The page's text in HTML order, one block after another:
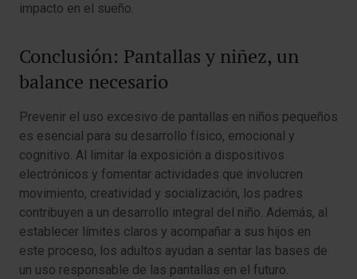
impacto en el sueño.
Conclusión: Pantallas y niñez, un
balance necesario
Prevenir el uso excesivo de pantallas en niños pequeños
es esencial para su desarrollo físico, emocional y
cognitivo. Al limitar la exposición a dispositivos
electrónicos y fomentar actividades que involucren
movimiento, creatividad y socialización, los padres
contribuyen a un desarrollo integral del niño. Además, al
establecer límites claros y acompañar a sus hijos en
este proceso, los adultos ayudan a sentar las bases de
un uso responsable de las pantallas en el futuro.